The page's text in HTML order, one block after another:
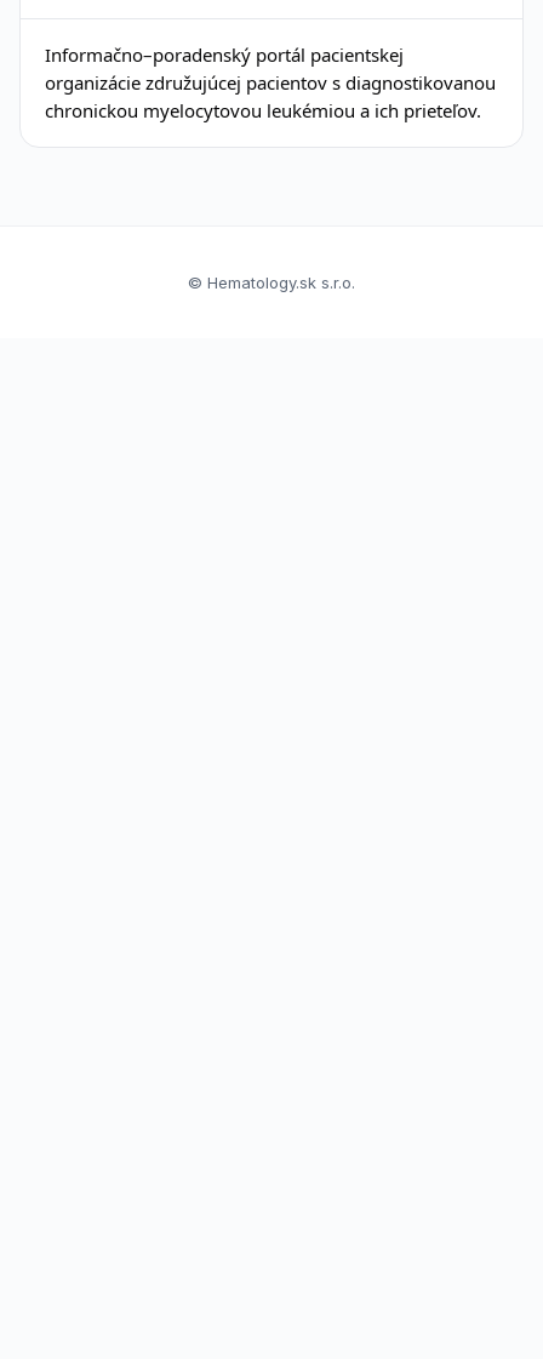
Informačno–poradenský portál pacientskej
organizácie združujúcej pacientov s diagnostikovanou
chronickou myelocytovou leukémiou a ich prieteľov.
© Hematology.sk s.r.o.